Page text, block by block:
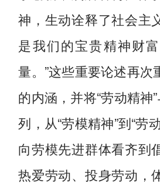
神，生动诠释了社会主
是我们的宝贵精神财
量。”这些重要论述再次
的内涵，并将“劳动精神
列，从“劳模精神”到“劳
向劳模先进群体看齐到
热爱劳动、投身劳动，